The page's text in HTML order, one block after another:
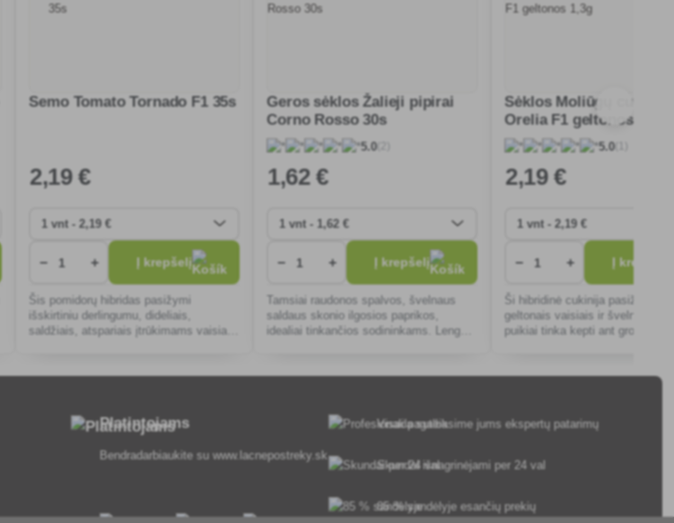
Semo Tomato Tornado F1 35s
2,19 €
− + Į krepšelį
Šis pomidorų hibridas pasižymi
išskirtiniu derlingumu, dideliais,
saldžiais, atspariais įtrūkimams vaisiais,
Geros sėklos Žalieji pipirai
Corno Rosso 30s
5.0(2)
1,62 €
− + Į krepšelį
Tamsiai raudonos spalvos, švelnaus
saldaus skonio ilgosios paprikos,
idealiai tinkančios sodininkams. Lengva
Sėklos Moliūgų
Orelia F1 geltonos 1,3g
5.0(1)
2,19 €
− + Į krepšelį
Ši hibridinė cukinija pasižymi
geltonais vaisiais ir švelniu
puikiai tinka kepti ant grotelių
Platintojams
Bendradarbiaukite suwww.lacnepostreky.sk
Visada suteiksime jums ekspertų patarimų
Skundai išnagrinėjami per 24 val
85 % sandėlyje esančių prekių